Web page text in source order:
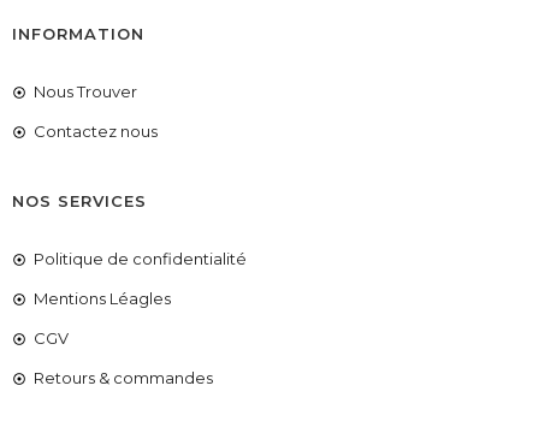
INFORMATION
Nous Trouver
Contactez nous
NOS SERVICES
Politique de confidentialité
Mentions Léagles
CGV
Retours & commandes